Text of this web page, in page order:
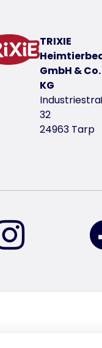
TRIXIE
GmbH & Co.
KG
32
24963 Tarp
retrouvez-